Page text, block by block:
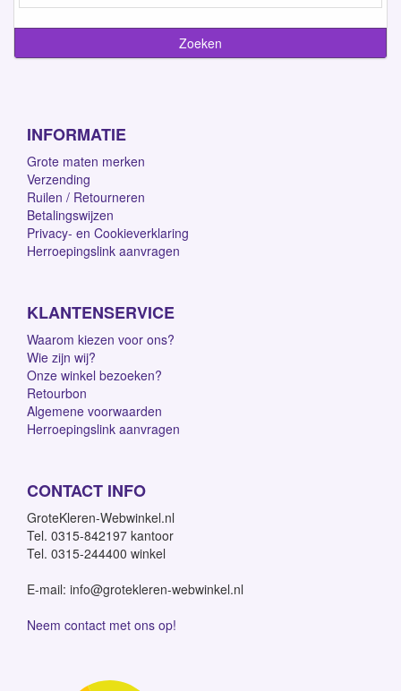
INFORMATIE
Grote maten merken
Verzending
Ruilen / Retourneren
Betalingswijzen
Privacy- en Cookieverklaring
Herroepingslink aanvragen
KLANTENSERVICE
Waarom kiezen voor ons?
Wie zijn wij?
Onze winkel bezoeken?
Retourbon
Algemene voorwaarden
Herroepingslink aanvragen
CONTACT INFO
GroteKleren-Webwinkel.nl
Tel. 0315-842197 kantoor
Tel. 0315-244400 winkel
E-mail: info@grotekleren-webwinkel.nl
Neem contact met ons op!